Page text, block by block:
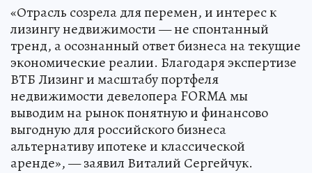
«Отрасль созрела для перемен, и интерес к
лизингу недвижимости — не спонтанный
тренд, а осознанный ответ бизнеса на текущие
экономические реалии. Благодаря экспертизе
ВТБ Лизинг и масштабу портфеля
недвижимости девелопера FORMA мы
выводим на рынок понятную и финансово
выгодную для российского бизнеса
альтернативу ипотеке и классической
аренде», — заявил Виталий Сергейчук.